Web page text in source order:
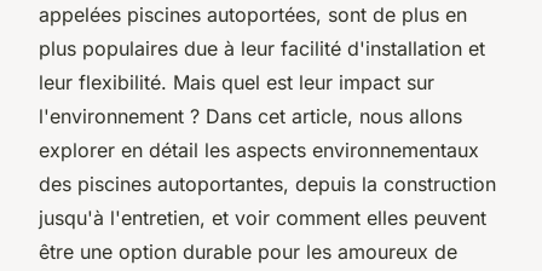
appelées piscines autoportées, sont de plus en
plus populaires due à leur facilité d'installation et
leur flexibilité. Mais quel est leur impact sur
l'environnement ? Dans cet article, nous allons
explorer en détail les aspects environnementaux
des piscines autoportantes, depuis la construction
jusqu'à l'entretien, et voir comment elles peuvent
être une option durable pour les amoureux de